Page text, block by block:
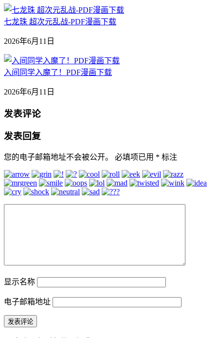
七龙珠 超次元乱战-PDF漫画下载
2026年6月11日
入间同学入魔了！PDF漫画下载
2026年6月11日
发表评论
发表回复
您的电子邮箱地址不会被公开。 必填项已用 * 标注
显示名称
电子邮箱地址